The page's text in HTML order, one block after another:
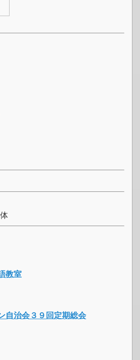
教室
自治会３９回定期総会